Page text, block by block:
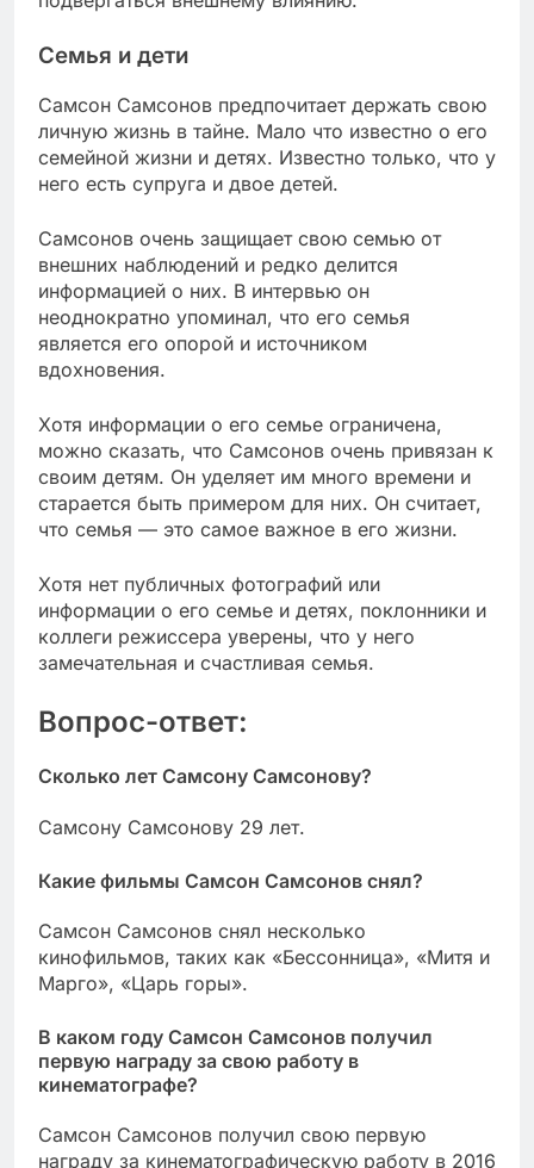
Семья и дети
Самсон Самсонов предпочитает держать свою
личную жизнь в тайне. Мало что известно о его
семейной жизни и детях. Известно только, что у
него есть супруга и двое детей.
Самсонов очень защищает свою семью от
внешних наблюдений и редко делится
информацией о них. В интервью он
неоднократно упоминал, что его семья
является его опорой и источником
вдохновения.
Хотя информации о его семье ограничена,
можно сказать, что Самсонов очень привязан к
своим детям. Он уделяет им много времени и
старается быть примером для них. Он считает,
что семья — это самое важное в его жизни.
Хотя нет публичных фотографий или
информации о его семье и детях, поклонники и
коллеги режиссера уверены, что у него
замечательная и счастливая семья.
Вопрос-ответ:
Сколько лет Самсону Самсонову?
Самсону Самсонову 29 лет.
Какие фильмы Самсон Самсонов снял?
Самсон Самсонов снял несколько
кинофильмов, таких как «Бессонница», «Митя и
Марго», «Царь горы».
В каком году Самсон Самсонов получил
первую награду за свою работу в
кинематографе?
Самсон Самсонов получил свою первую
награду за кинематографическую работу в 2016